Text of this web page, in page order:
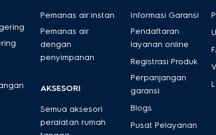
Pemanas air instan
Pemanas air
dengan
penyimpanan
AKSESORI
Semua aksesori
peralatan rumah
Informasi Garansi
Pendaftaran
layanan online
Registrasi Produk
Perpanjangan
garansi
Blogs
Pusat Pelayanan